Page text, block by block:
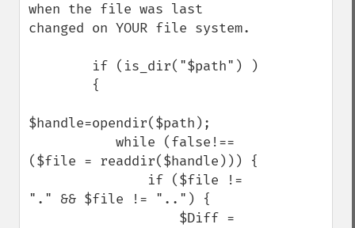
when the file was last
changed on YOUR file system.
$handle=opendir($path);
($file = readdir($handle))) {
"." && $file != "..") {